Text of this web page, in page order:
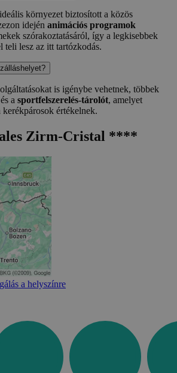
környezet biztosított a közös
idején animációs programok
szórakoztatásáról, így a legkisebbek
teli lesz az itt tartózkodás.
is igénybe vehetnek, többek
és a sportfelszerelés-tárolót, amelyet
értékelnek.
Zirm-Cristal ****
a helyszínre